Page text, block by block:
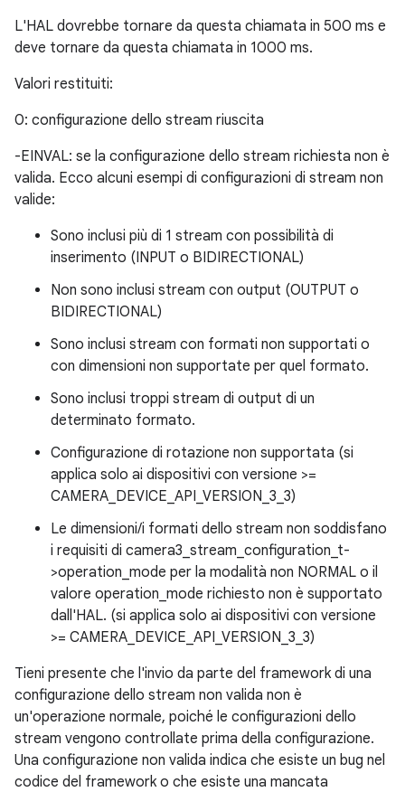
L'HAL dovrebbe tornare da questa chiamata in 500 ms e
deve tornare da questa chiamata in 1000 ms.
Valori restituiti:
0: configurazione dello stream riuscita
-EINVAL: se la configurazione dello stream richiesta non è
valida. Ecco alcuni esempi di configurazioni di stream non
valide:
Sono inclusi più di 1 stream con possibilità di
inserimento (INPUT o BIDIRECTIONAL)
Non sono inclusi stream con output (OUTPUT o
BIDIRECTIONAL)
Sono inclusi stream con formati non supportati o
con dimensioni non supportate per quel formato.
Sono inclusi troppi stream di output di un
determinato formato.
Configurazione di rotazione non supportata (si
applica solo ai dispositivi con versione >=
CAMERA_DEVICE_API_VERSION_3_3)
Le dimensioni/i formati dello stream non soddisfano
i requisiti di camera3_stream_configuration_t-
>operation_mode per la modalità non NORMAL o il
valore operation_mode richiesto non è supportato
dall'HAL. (si applica solo ai dispositivi con versione
>= CAMERA_DEVICE_API_VERSION_3_3)
Tieni presente che l'invio da parte del framework di una
configurazione dello stream non valida non è
un'operazione normale, poiché le configurazioni dello
stream vengono controllate prima della configurazione.
Una configurazione non valida indica che esiste un bug nel
codice del framework o che esiste una mancata